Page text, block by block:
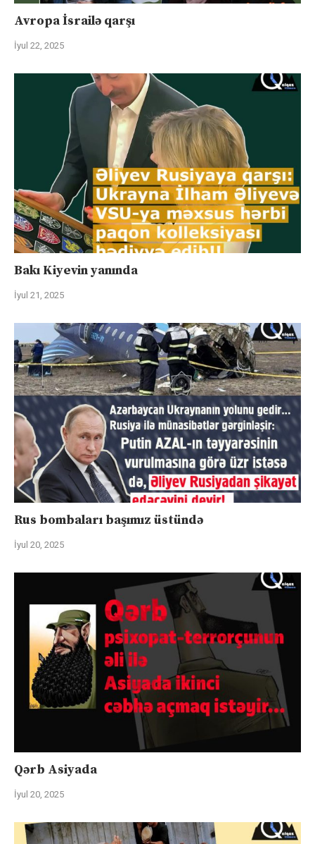
Avropa İsrailə qarşı
İyul 22, 2025
Bakı Kiyevin yanında
İyul 21, 2025
Rus bombaları başımız üstündə
İyul 20, 2025
Qərb Asiyada
İyul 20, 2025